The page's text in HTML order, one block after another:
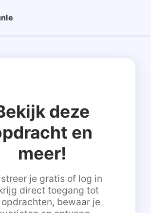
deze
en
meer!
je gratis of log in
direct toegang tot
bewaar je